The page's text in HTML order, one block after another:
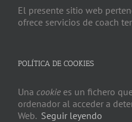
El presente sitio web
ofrece servicios de coach
POLÍTICA DE COOKIES
Una cookie es un fichero
ordenador al acceder a
Web. Seguir leyendo